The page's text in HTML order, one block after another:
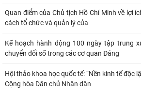
Quan điểm của Chủ tịch Hồ Chí Minh về lợi
cách tổ chức và quản lý của
Kế hoạch hành động 100 ngày tập trung
chuyển đổi số trong các cơ quan Đảng
Hội thảo khoa học quốc tế: “Nền kinh tế độc
Cộng hòa Dân chủ Nhân dân